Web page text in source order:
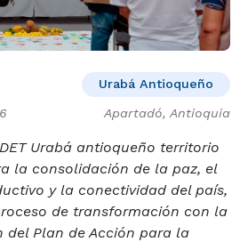
Urabá Antioqueño
Apartadó, Antioquia
Urabá antioqueño territorio
la consolidación de la paz, el
y la conectividad del país,
de transformación con la
del Plan de Acción para la